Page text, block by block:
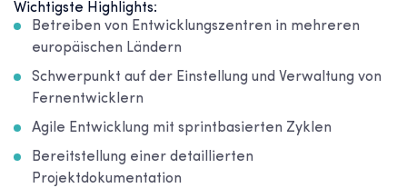
Wichtigste Highlights:
Betreiben von Entwicklungszentren in mehreren
europäischen Ländern
Schwerpunkt auf der Einstellung und Verwaltung von
Fernentwicklern
Agile Entwicklung mit sprintbasierten Zyklen
Bereitstellung einer detaillierten
Projektdokumentation